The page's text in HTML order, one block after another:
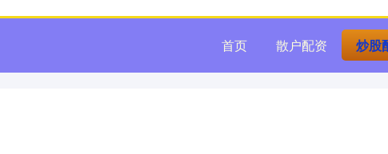
首页 散户配资 炒股